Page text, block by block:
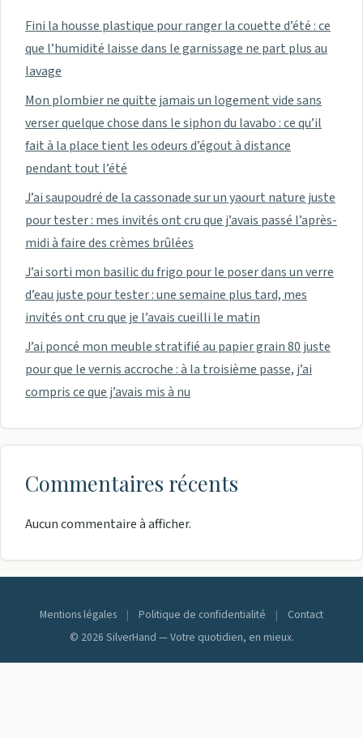
Fini la housse plastique pour ranger la couette d’été : ce
que l’humidité laisse dans le garnissage ne part plus au
lavage
Mon plombier ne quitte jamais un logement vide sans
verser quelque chose dans le siphon du lavabo : ce qu’il
fait à la place tient les odeurs d’égout à distance
pendant tout l’été
J’ai saupoudré de la cassonade sur un yaourt nature juste
pour tester : mes invités ont cru que j’avais passé l’après-
midi à faire des crèmes brûlées
J’ai sorti mon basilic du frigo pour le poser dans un verre
d’eau juste pour tester : une semaine plus tard, mes
invités ont cru que je l’avais cueilli le matin
J’ai poncé mon meuble stratifié au papier grain 80 juste
pour que le vernis accroche : à la troisième passe, j’ai
compris ce que j’avais mis à nu
Commentaires récents
Aucun commentaire à afficher.
Mentions légales | Politique de confidentialité |
Contact
© 2026 SilverHand — Votre quotidien, en mieux.